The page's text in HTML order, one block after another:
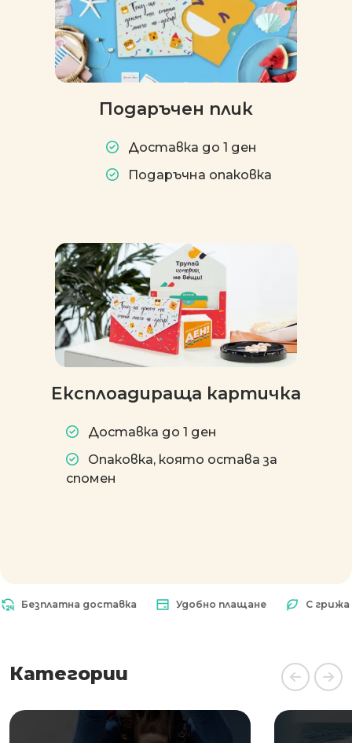
Подаръчен плик
Доставка до 1 ден
Подаръчна опаковка
Експлоадираща картичка
Доставка до 1 ден
Опаковка, която остава за
спомен
доставка Удобно плащане С грижа за
Категории